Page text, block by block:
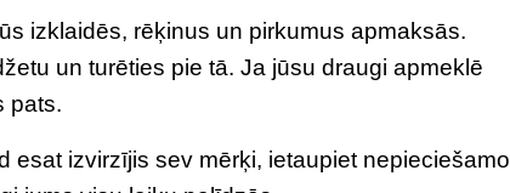
izklaidēs, rēķinus un pirkumus apmaksās.
un turēties pie tā. Ja jūsu draugi apmeklē
pats.
izvirzījis sev mērķi, ietaupiet nepieciešamo